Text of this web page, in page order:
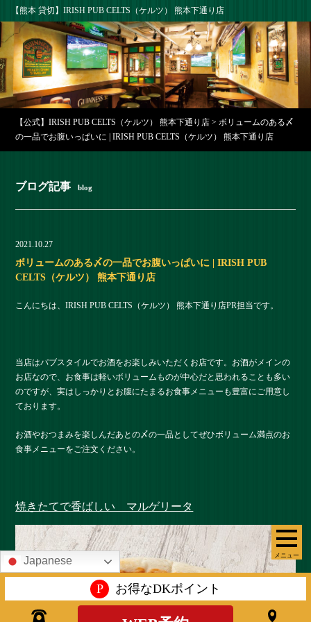
【熊本 貸切】IRISH PUB CELTS（ケルツ） 熊本下通り店
メニュー
【公式】IRISH PUB CELTS（ケルツ） 熊本下通り店 >ボリュームのある〆
の一品でお腹いっぱいに | IRISH PUB CELTS（ケルツ） 熊本下通り店
ブログ記事 blog
2021.10.27
ボリュームのある〆の一品でお腹いっぱいに | IRISH PUB
CELTS（ケルツ） 熊本下通り店
こんにちは、IRISH PUB CELTS（ケルツ） 熊本下通り店PR担当です。
当店はパブスタイルでお酒をお楽しみいただくお店です。お酒がメインの
お店なので、お食事は軽いボリュームものが中心だと思われることも多い
のですが、実はしっかりとお腹にたまるお食事メニューも豊富にご用意し
ております。
お酒やおつまみを楽しんだあとの〆の一品としてぜひボリューム満点のお
食事メニューをご注文ください。
焼きたてで香ばしい マルゲリータ
Japanese
P お得なDKポイント